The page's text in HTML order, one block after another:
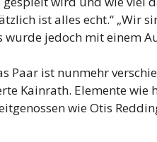
ist alles echt.“ „Wir
wurde jedoch mit einem
Paar ist nunmehr
Kainrath. Elemente wie
wie Otis